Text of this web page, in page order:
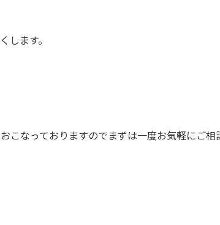
します。
なっておりますのでまずは一度お気軽にご相